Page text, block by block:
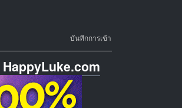
บันทึกการเข้า
HappyLuke.com